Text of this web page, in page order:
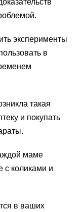
эксперименты
в
такая
и покупать
маме
с коликами и
в ваших